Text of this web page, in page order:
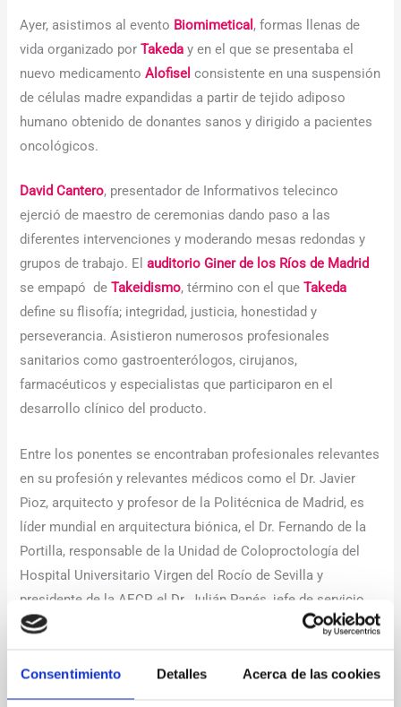
Consentimiento Detalles Acerca de las cookies
Ayer, asistimos al evento Biomimetical , formas llenas de
vida organizado porTakeda y en el que se presentaba el
nuevo medicamentoAlofisel consistente en una suspensión
de células madre expandidas a partir de tejido adiposo
humano obtenido de donantes sanos y dirigido a pacientes
oncológicos.
David Cantero, presentador de Informativos telecinco
ejerció de maestro de ceremonias dando paso a las
diferentes intervenciones y moderando mesas redondas y
grupos de trabajo. Elauditorio Giner de los Ríos de Madrid
se empapó deTakeidismo, término con el queTakeda
define su flisofía; integridad, justicia, honestidad y
perseverancia. Asistieron numerosos profesionales
sanitarios como gastroenterólogos, cirujanos,
farmacéuticos y especialistas que participaron en el
desarrollo clínico del producto.
Entre los ponentes se encontraban profesionales relevantes
en su profesión y relevantes médicos como el Dr. Javier
Pioz, arquitecto y profesor de la Politécnica de Madrid, es
líder mundial en arquitectura biónica, el Dr. Fernando de la
Portilla, responsable de la Unidad de Coloproctología del
Hospital Universitario Virgen del Rocío de Sevilla y
presidente de la AECP, el Dr. Julián Panés, jefe de servicio
de Gastroenterología del Hospital Clínic de Barcelona y
el Dr. Damián G. Olmo, jefe del Área Médica de Cirugía
General y Aparato Digestivo en la Fundación Jimenez Díaz